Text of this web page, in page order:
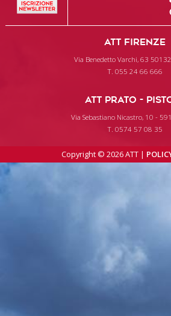
ATT FIRENZE
Via Benedetto Varchi, 63
T. 055 24 66 666
ATT PRATO -
Via Sebastiano Nicastro, 10 -
T. 0574 57 08 35
Copyright © 2026 ATT |